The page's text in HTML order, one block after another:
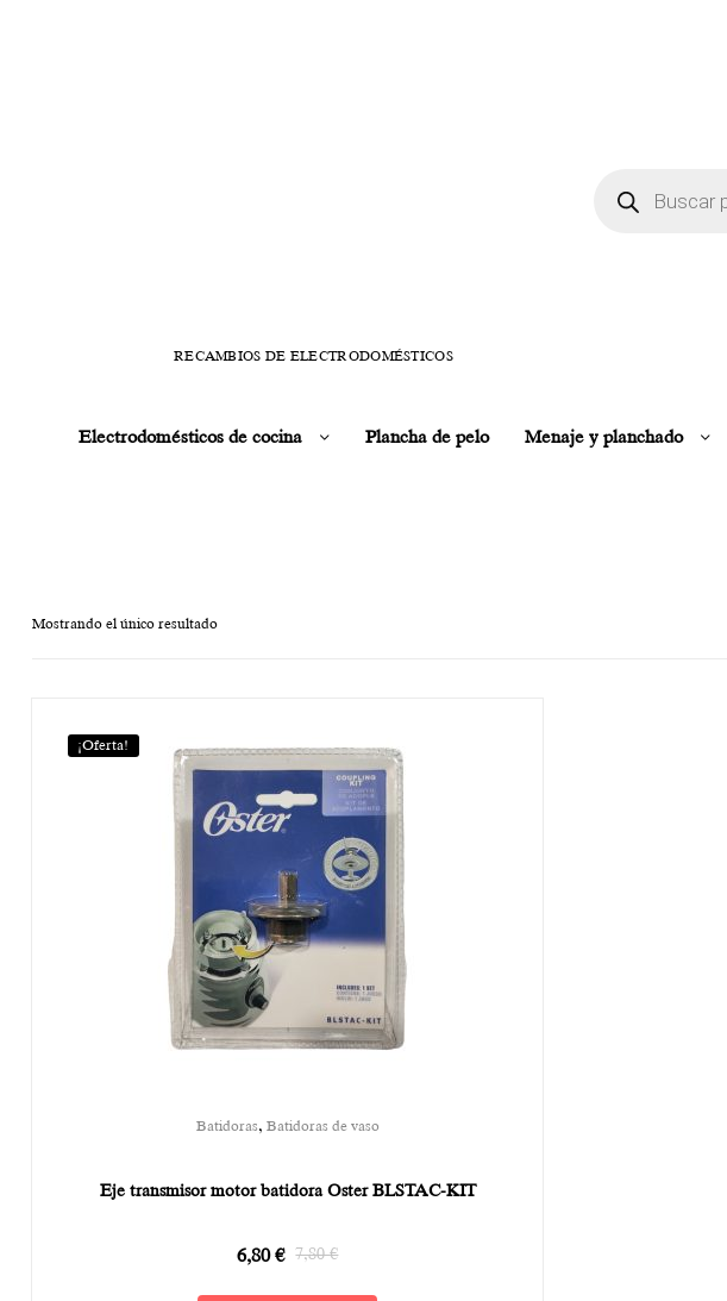
RECAMBIOS DE ELECTRODOMÉSTICOS
Electrodomésticos de cocina Plancha de pelo Menaje y planchado
Mostrando el único resultado
¡Oferta!
Batidoras, Batidoras de vaso
Eje transmisor motor batidora Oster BLSTAC-KIT
7,80€
6,80€